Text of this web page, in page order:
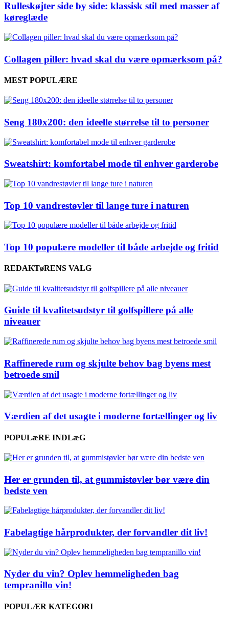
Rulleskøjter side by side: klassisk stil med masser af
køreglæde
Collagen piller: hvad skal du være opmærksom på?
MEST POPULÆRE
Seng 180x200: den ideelle størrelse til to personer
Sweatshirt: komfortabel mode til enhver garderobe
Top 10 vandrestøvler til lange ture i naturen
Top 10 populære modeller til både arbejde og fritid
REDAKTøRENS VALG
Guide til kvalitetsudstyr til golfspillere på alle
niveauer
Raffinerede rum og skjulte behov bag byens mest
betroede smil
Værdien af det usagte i moderne fortællinger og liv
POPULæRE INDLæG
Her er grunden til, at gummistøvler bør være din
bedste ven
Fabelagtige hårprodukter, der forvandler dit liv!
Nyder du vin? Oplev hemmeligheden bag
tempranillo vin!
POPULÆR KATEGORI